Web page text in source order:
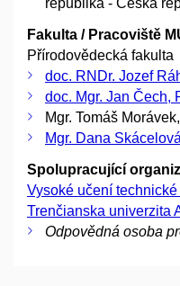
republika - Česká
Fakulta / Pracoviště
Přírodovědecká fakulta
doc. RNDr. Jozef
doc. Mgr. Jan Čech,
Mgr. Tomáš
Mgr. Dana
Spolupracující
Vysoké učení
Trenčianska univerzita
Odpovědná osoba